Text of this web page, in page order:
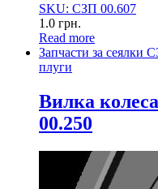
SKU: СЗП 00.607
1.0 грн.
Read more
Запчасти за сеялки
плуги
Вилка
00.250